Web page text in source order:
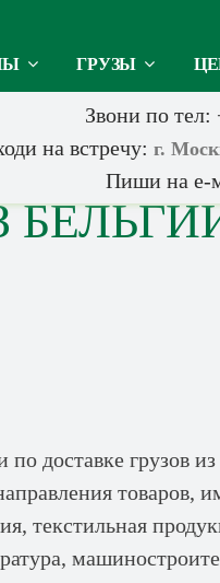
ГРУЗЫ
Звони по тел:
на встречу: г.
Пиши на е-
доставке грузов
товаров,
текстильная